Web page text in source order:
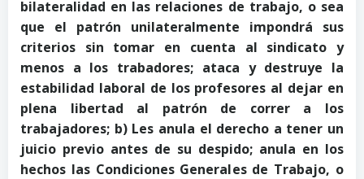
bilateralidad en las relaciones de trabajo, o sea
que el patrón unilateralmente impondrá sus
criterios sin tomar en cuenta al sindicato y
menos a los trabadores; ataca y destruye la
estabilidad laboral de los profesores al dejar en
plena libertad al patrón de correr a los
trabajadores; b) Les anula el derecho a tener un
juicio previo antes de su despido; anula en los
hechos las Condiciones Generales de Trabajo, o